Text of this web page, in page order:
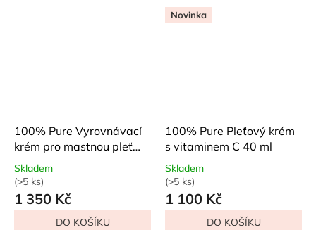
100% Pure Vyrovnávací
krém pro mastnou pleť
Tea Tree 30 ml
Průměrné
hodnocení
produktu
Skladem
(>5 ks)
1 350 Kč
DO KOŠÍKU
Novinka
100% Pure Pleťový krém
s vitaminem C 40 ml
Průměrné
hodnocení
produktu
Skladem
(>5 ks)
1 100 Kč
DO KOŠÍKU